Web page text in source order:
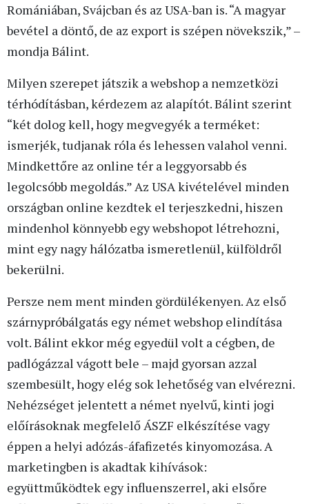
Romániában, Svájcban és az USA-ban is. “A magyar
bevétel a döntő, de az export is szépen növekszik,” –
mondja Bálint.
Milyen szerepet játszik a webshop a nemzetközi
térhódításban, kérdezem az alapítót. Bálint szerint
“két dolog kell, hogy megvegyék a terméket:
ismerjék, tudjanak róla és lehessen valahol venni.
Mindkettőre az online tér a leggyorsabb és
legolcsóbb megoldás.” Az USA kivételével minden
országban online kezdtek el terjeszkedni, hiszen
mindenhol könnyebb egy webshopot létrehozni,
mint egy nagy hálózatba ismeretlenül, külföldről
bekerülni.
Persze nem ment minden gördülékenyen. Az első
szárnypróbálgatás egy német webshop elindítása
volt. Bálint ekkor még egyedül volt a cégben, de
padlógázzal vágott bele – majd gyorsan azzal
szembesült, hogy elég sok lehetőség van elvérezni.
Nehézséget jelentett a német nyelvű, kinti jogi
előírásoknak megfelelő ÁSZF elkészítése vagy
éppen a helyi adózás-áfafizetés kinyomozása. A
marketingben is akadtak kihívások:
együttműködtek egy influenszerrel, aki elsőre